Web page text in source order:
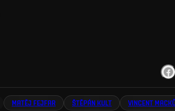
MATĚJ FEJFAR ŠTĚPÁN KULT
VINCENT